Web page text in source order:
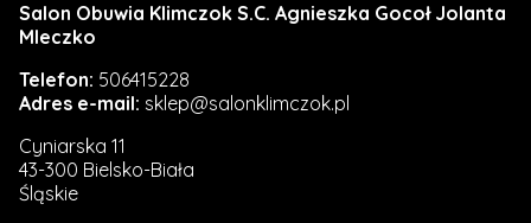
Salon Obuwia Klimczok S.C. Agnieszka Gocoł Jolanta
Mleczko
Telefon: 506415228
Adres e-mail: sklep@salonklimczok.pl
Cyniarska 11
43-300 Bielsko-Biała
Śląskie